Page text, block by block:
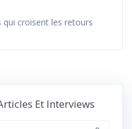
qui croisent les retours
Et Interviews